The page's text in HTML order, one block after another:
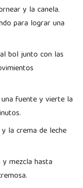
y la canela.
para lograr una
bol junto con las
fuente y vierte la
la crema de leche
mezcla hasta